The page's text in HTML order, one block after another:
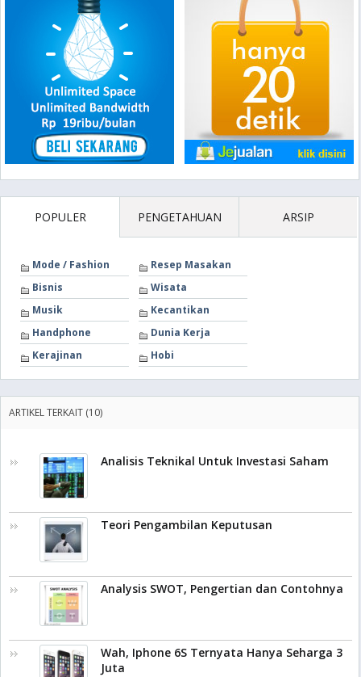
POPULER PENGETAHUAN ARSIP
Mode / Fashion
Resep Masakan
Bisnis
Wisata
Musik
Kecantikan
Handphone
Dunia Kerja
Kerajinan
Hobi
ARTIKEL TERKAIT (10)
Analisis Teknikal Untuk Investasi Saham
Teori Pengambilan Keputusan
Analysis SWOT, Pengertian dan Contohnya
Wah, Iphone 6S Ternyata Hanya Seharga 3
Juta